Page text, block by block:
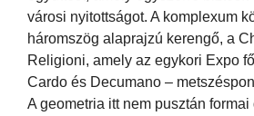
városi nyitottságot. A komplexum
háromszög alaprajzú kerengő, a
Religioni, amely az egykori Expo
Cardo és Decumano –
A geometria itt nem pusztán